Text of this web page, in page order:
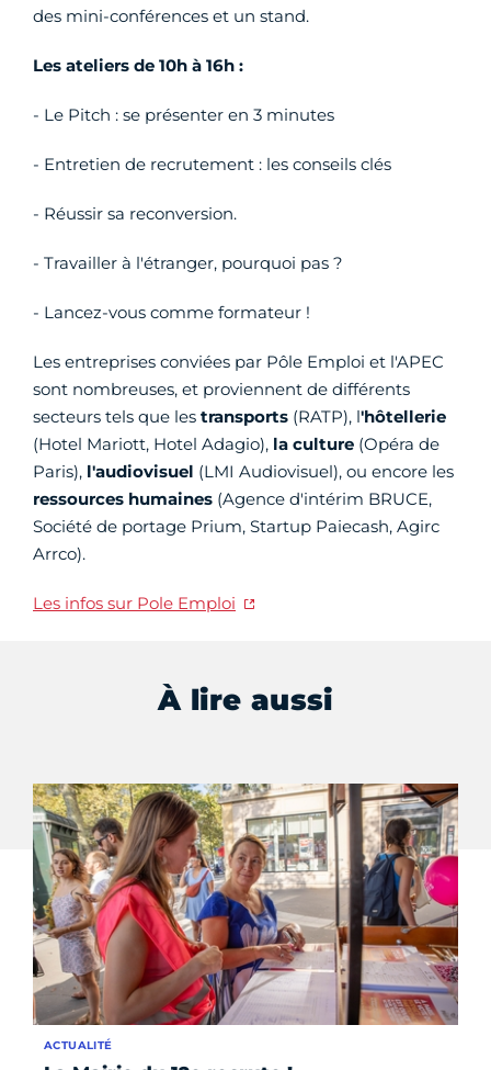
des mini-conférences et un stand.
Les ateliers de 10h à 16h :
- Le Pitch : se présenter en 3 minutes
- Entretien de recrutement : les conseils clés
- Réussir sa reconversion.
- Travailler à l'étranger, pourquoi pas ?
- Lancez-vous comme formateur !
Les entreprises conviées par Pôle Emploi et l'APEC
sont nombreuses, et proviennent de différents
secteurs tels que les transports (RATP), l'hôtellerie
(Hotel Mariott, Hotel Adagio), la culture (Opéra de
Paris), l'audiovisuel (LMI Audiovisuel), ou encore les
ressources humaines (Agence d'intérim BRUCE,
Société de portage Prium, Startup Paiecash, Agirc
Arrco).
Les infos sur Pole Emploi
À lire aussi
ACTUALITÉ